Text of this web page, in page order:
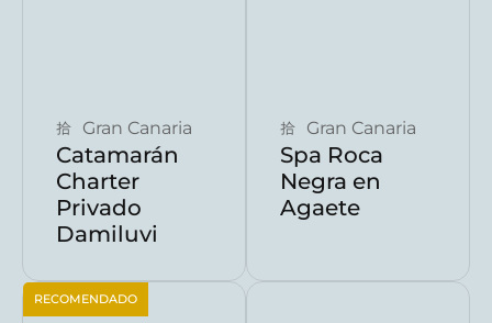
Gran Canaria
Catamarán
Charter
Privado
Damiluvi
Gran Canaria
Spa Roca
Negra en
Agaete
RECOMENDADO